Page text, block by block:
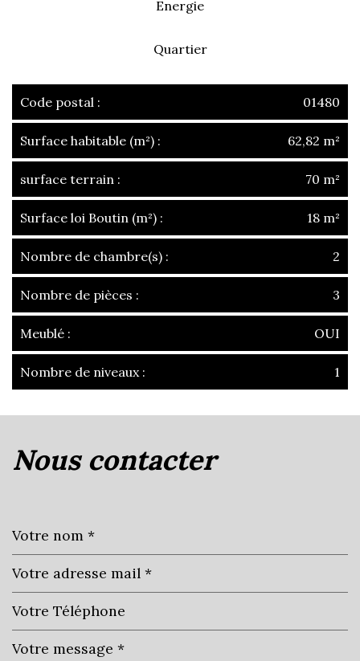
Energie
Quartier
Code postal : 01480
Surface habitable (m²) : 62,82 m²
surface terrain : 70 m²
Surface loi Boutin (m²) : 18 m²
Nombre de chambre(s) : 2
Nombre de pièces : 3
Meublé : OUI
Nombre de niveaux : 1
nous contacter